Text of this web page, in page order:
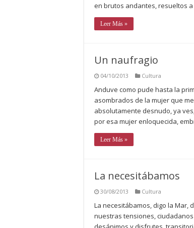
en brutos andantes, resueltos
Leer Más »
Un naufragio
04/10/2013 Cultura
Anduve como pude hasta la
asombrados de la mujer que
absolutamente desnudo, ya
por esa mujer enloquecida,
Leer Más »
La necesitábamos
30/08/2013 Cultura
La necesitábamos, digo la Mar,
nuestras tensiones,